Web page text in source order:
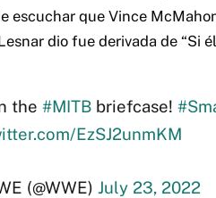
escuchar que Vince
dio fue derivada de “Si él
the #MITBbriefcase!
EzSJ2unmKM
(@WWE) July 23, 2022